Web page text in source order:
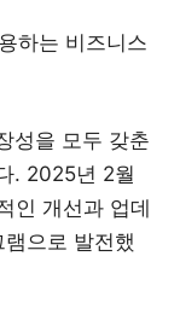
하는 비즈니스
성을 모두 갖춘
. 2025년 2월
인 개선과 업데
으로 발전했